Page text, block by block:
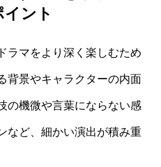
ント
ラマをより深く楽しむため
背景やキャラクターの内面
の機微や言葉にならない感
など、細かい演出が積み重